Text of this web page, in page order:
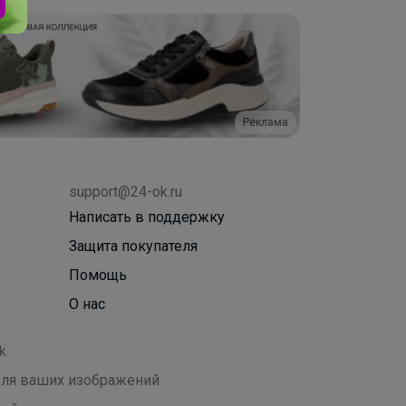
Реклама
support@24-ok.ru
Написать в поддержку
Защита покупателя
Помощь
О нас
ваших изображений